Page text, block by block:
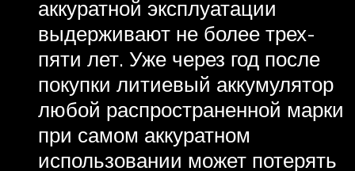
аккуратной эксплуатации
выдерживают не более трех-
пяти лет. Уже через год после
покупки литиевый аккумулятор
любой распространенной марки
при самом аккуратном
использовании может потерять